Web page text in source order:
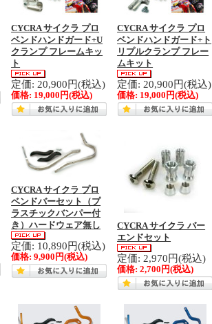
CYCRA サイクラ プロ
ベンドハンドガード+U
クランプ フレームキッ
ト
定価: 20,900円(税込)
価格: 19,000円(税込)
CYCRA サイクラ プロ
ベンドハンドガード+ト
リプルクランプ フレー
ムキット
定価: 20,900円(税込)
価格: 19,000円(税込)
CYCRA サイクラ プロ
ベンドバーセット（プ
ラスチックバンパー付
き）ハードウェア無し
定価: 10,890円(税込)
価格:9,900円(税込)
CYCRA サイクラ バー
エンドセット
定価: 2,970円(税込)
価格:2,700円(税込)